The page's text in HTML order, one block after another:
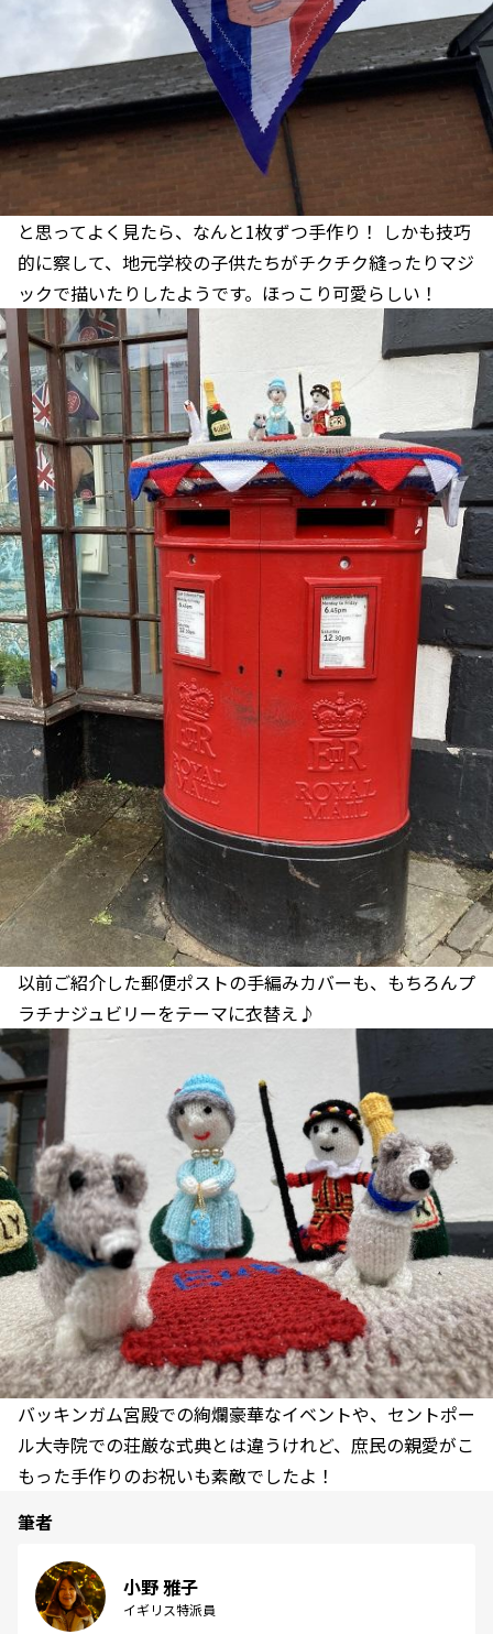
と思ってよく見たら、なんと1枚ずつ手作り！ しかも技巧
的に察して、地元学校の子供たちがチクチク縫ったりマジ
ックで描いたりしたようです。ほっこり可愛らしい！
以前ご紹介した郵便ポストの手編みカバーも、もちろんプ
ラチナジュビリーをテーマに衣替え♪
バッキンガム宮殿での絢爛豪華なイベントや、セントポー
ル大寺院での荘厳な式典とは違うけれど、庶民の親愛がこ
もった手作りのお祝いも素敵でしたよ！
筆者
小野 雅子
イギリス特派員